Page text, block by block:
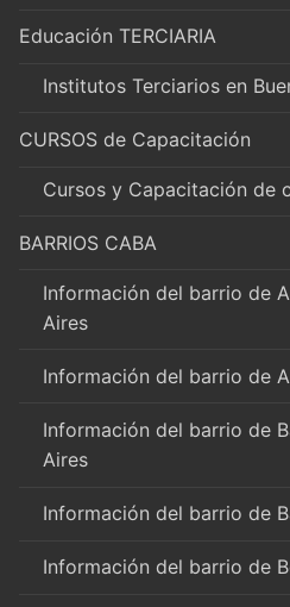
Educación TERCIARIA
Institutos Terciarios en
CURSOS de Capacitación
Cursos y Capacitación de
BARRIOS CABA
Información del barrio de
Aires
Información del barrio de
Información del barrio de
Aires
Información del barrio de
Información del barrio de